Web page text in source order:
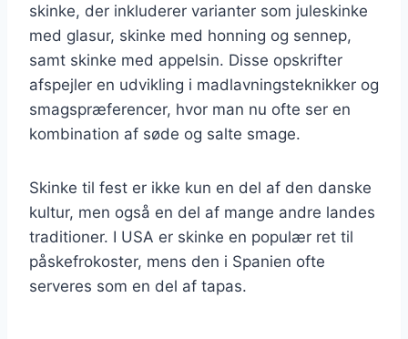
skinke, der inkluderer varianter som juleskinke
med glasur, skinke med honning og sennep,
samt skinke med appelsin. Disse opskrifter
afspejler en udvikling i madlavningsteknikker og
smagspræferencer, hvor man nu ofte ser en
kombination af søde og salte smage.
Skinke til fest er ikke kun en del af den danske
kultur, men også en del af mange andre landes
traditioner. I USA er skinke en populær ret til
påskefrokoster, mens den i Spanien ofte
serveres som en del af tapas.